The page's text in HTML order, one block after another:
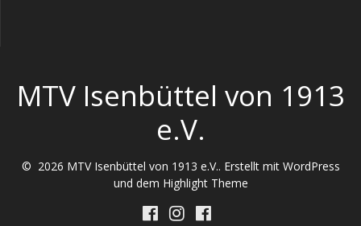
MTV Isenbüttel von 1913
e.V.
© 2026 MTV Isenbüttel von 1913 e.V.. Erstellt mit WordPress
und dem Highlight Theme